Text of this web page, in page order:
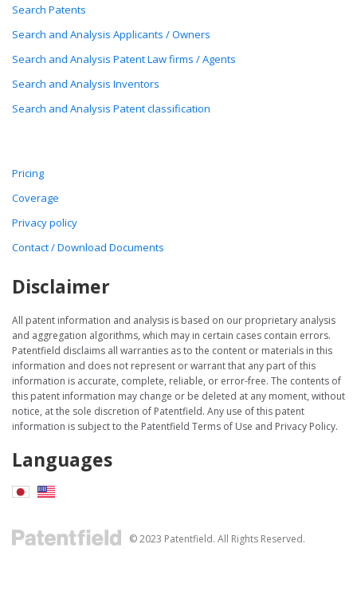
Search Patents
Search and Analysis Applicants / Owners
Search and Analysis Patent Law firms / Agents
Search and Analysis Inventors
Search and Analysis Patent classification
Pricing
Coverage
Privacy policy
Contact / Download Documents
Disclaimer
All patent information and analysis is based on our proprietary analysis
and aggregation algorithms, which may in certain cases contain errors.
Patentfield disclaims all warranties as to the content or materials in this
information and does not represent or warrant that any part of this
information is accurate, complete, reliable, or error-free. The contents of
this patent information may change or be deleted at any moment, without
notice, at the sole discretion of Patentfield. Any use of this patent
information is subject to the Patentfield Terms of Use and Privacy Policy.
Languages
© 2023 Patentfield. All Rights Reserved.